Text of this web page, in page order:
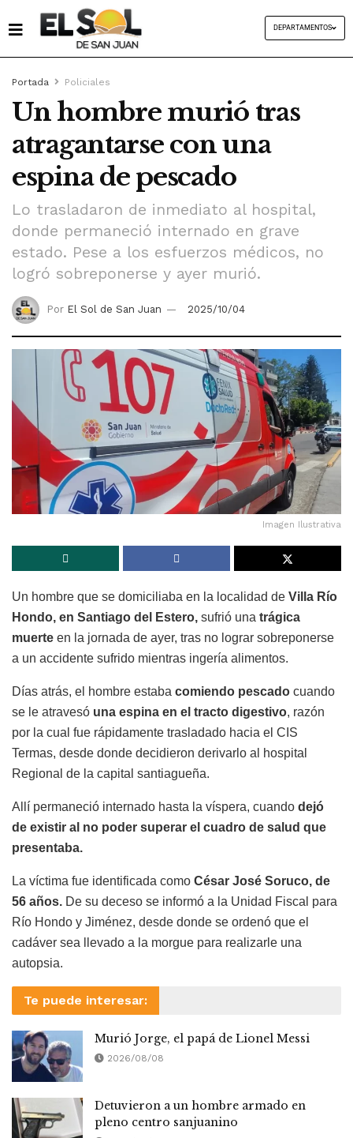
DEPARTAMENTOS
Portada Policiales
Un hombre murió tras
atragantarse con una
espina de pescado
Lo trasladaron de inmediato al hospital,
donde permaneció internado en grave
estado. Pese a los esfuerzos médicos, no
logró sobreponerse y ayer murió.
Por El Sol de San Juan 2025/10/04
Imagen Ilustrativa
Un hombre que se domiciliaba en la localidad de Villa Río
Hondo, en Santiago del Estero, sufrió una trágica
muerte en la jornada de ayer, tras no lograr sobreponerse
a un accidente sufrido mientras ingería alimentos.
Días atrás, el hombre estaba comiendo pescado cuando
se le atravesó una espina en el tracto digestivo, razón
por la cual fue rápidamente trasladado hacia el CIS
Termas, desde donde decidieron derivarlo al hospital
Regional de la capital santiagueña.
Allí permaneció internado hasta la víspera, cuando dejó
de existir al no poder superar el cuadro de salud que
presentaba.
La víctima fue identificada como César José Soruco, de
56 años. De su deceso se informó a la Unidad Fiscal para
Río Hondo y Jiménez, desde donde se ordenó que el
cadáver sea llevado a la morgue para realizarle una
autopsia.
Te puede interesar:
Murió Jorge, el papá de Lionel Messi
2026/08/08
Detuvieron a un hombre armado en
pleno centro sanjuanino